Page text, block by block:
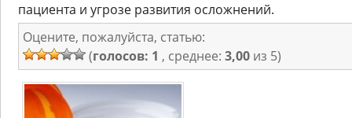
пациента и угрозе развития осложнений.
Оцените, пожалуйста, статью:
(голосов: 1 , среднее: 3,00 из 5)